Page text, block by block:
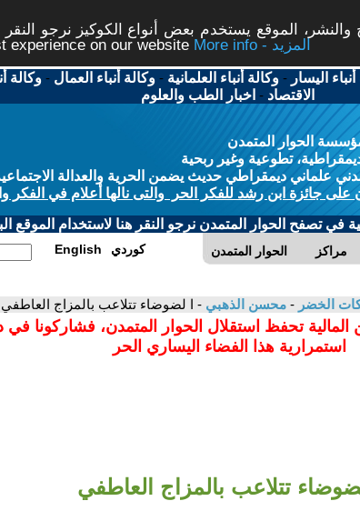
الموقع يستخدم بعض أنواع الكوكيز نرجو
experience on our website
More info - المزيد
اليسار -وكالة أنباء العلمانية -وكالة أنباء العمال -وكالة
الاقتصاد - اخبار الطب والعلوم
الحوار المتمدن
تطوعية وغير ربحية
علماني ديمقراطي حديث يضمن الحرية والعدالة
على جائزة ابن رشد للفكر الحر والتى نالها أعلام في الفكر
في تصفح الحوار المتمدن نرجو النقر هنا لاستخدام الموقع
الحوار المتمدن مراكز English كوردي
الخضر - محسن الذهبي - ا لضوضاء تتلاعب بالمزاج العاطفي
المالية تحفظ استقلال الحوار المتمدن، فشاركونا
استمرارية هذا الفضاء اليساري الحر
لضوضاء تتلاعب بالمزاج العاطفي